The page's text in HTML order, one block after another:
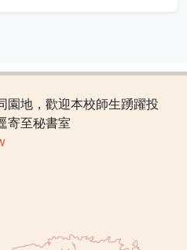
園地，歡迎本校師生踴躍投
寄至秘書室